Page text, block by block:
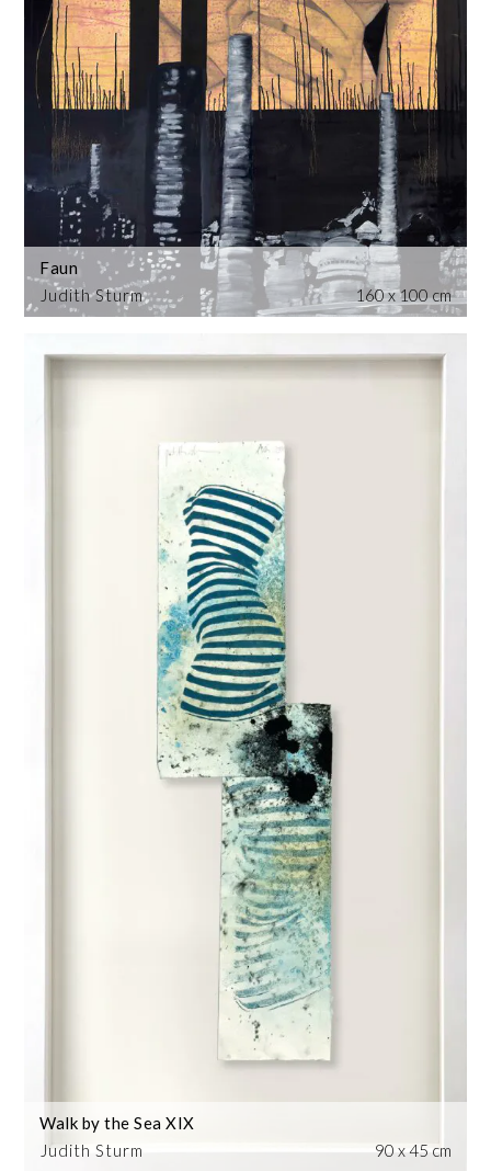
Judith Sturm
Faun
160 x 100 cm
Judith Sturm
Walk by the Sea XIX
90 x 45 cm